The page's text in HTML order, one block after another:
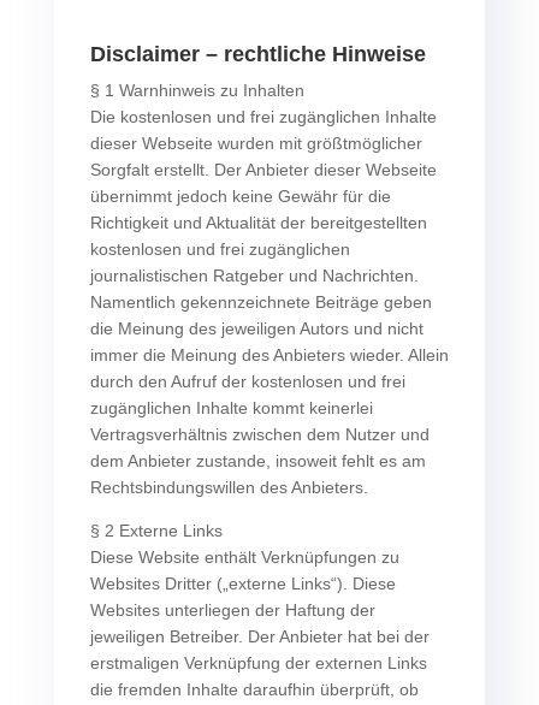
Disclaimer – rechtliche Hinweise
§ 1 Warnhinweis zu Inhalten
Die kostenlosen und frei zugänglichen Inhalte
dieser Webseite wurden mit größtmöglicher
Sorgfalt erstellt. Der Anbieter dieser Webseite
übernimmt jedoch keine Gewähr für die
Richtigkeit und Aktualität der bereitgestellten
kostenlosen und frei zugänglichen
journalistischen Ratgeber und Nachrichten.
Namentlich gekennzeichnete Beiträge geben
die Meinung des jeweiligen Autors und nicht
immer die Meinung des Anbieters wieder. Allein
durch den Aufruf der kostenlosen und frei
zugänglichen Inhalte kommt keinerlei
Vertragsverhältnis zwischen dem Nutzer und
dem Anbieter zustande, insoweit fehlt es am
Rechtsbindungswillen des Anbieters.
§ 2 Externe Links
Diese Website enthält Verknüpfungen zu
Websites Dritter („externe Links“). Diese
Websites unterliegen der Haftung der
jeweiligen Betreiber. Der Anbieter hat bei der
erstmaligen Verknüpfung der externen Links
die fremden Inhalte daraufhin überprüft, ob